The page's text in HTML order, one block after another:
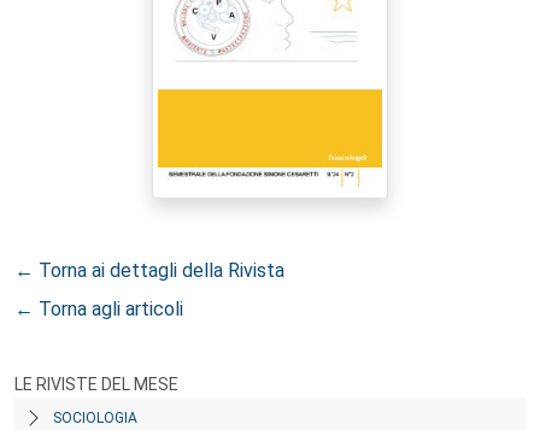
← Torna ai dettagli della Rivista
← Torna agli articoli
LE RIVISTE DEL MESE
SOCIOLOGIA